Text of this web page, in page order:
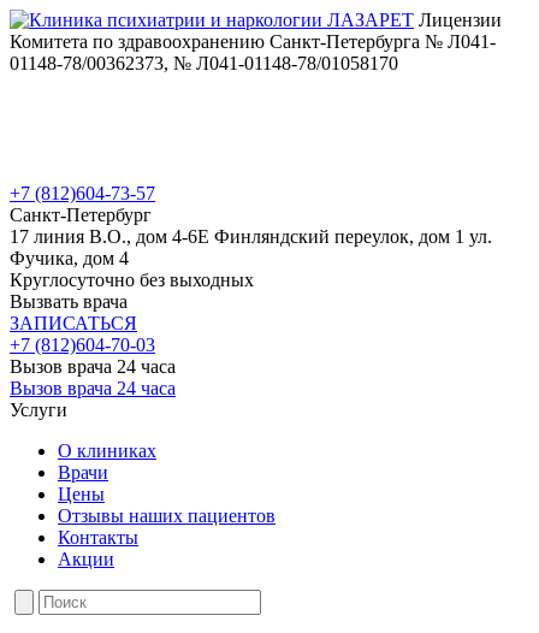
Лицензии
Комитета по здравоохранению Санкт-Петербурга № Л041-
01148-78/00362373, № Л041-01148-78/01058170
+7 (812)604-73-57
Санкт-Петербург
17 линия В.О., дом 4-6Е Финляндский переулок, дом 1 ул.
Фучика, дом 4
Круглосуточно без выходных
Вызвать врача
ЗАПИСАТЬСЯ
+7 (812)604-70-03
Вызов врача 24 часа
Вызов врача 24 часа
Услуги
О клиниках
Врачи
Цены
Отзывы наших пациентов
Контакты
Акции